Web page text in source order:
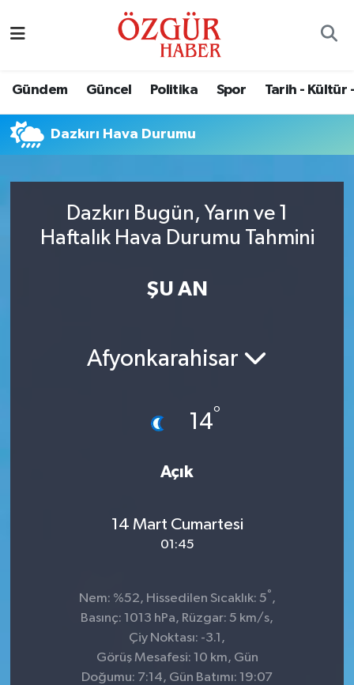
Gündem Güncel Politika Spor Tarih - Kültür
Dazkırı Hava Durumu
Dazkırı Bugün, Yarın ve 1
Haftalık Hava Durumu Tahmini
ŞU AN
Afyonkarahisar
14°
Açık
14 Mart Cumartesi
01:45
Nem: %52, Hissedilen Sıcaklık: 5° ,
Basınç: 1013 hPa, Rüzgar: 5 km/s,
Çiy Noktası: -3.1,
Görüş Mesafesi: 10 km, Gün
Doğumu: 7:14, Gün Batımı: 19:07
Eğitim
Ekonomi
Güncel
Tarih - Kültür - Sanat - Turizm
Nöbetçi Eczaneler
Namaz Vakitleri
Trafik Durumu
Süper Lig Puan Durumu ve Fikstür
Son Dakika Haberleri